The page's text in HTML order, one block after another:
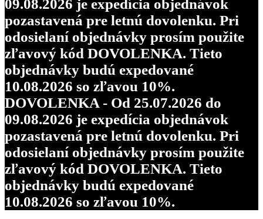
09.08.2026 je expedícia objednávok
pozastavená pre letnú dovolenku. Pri
odosielaní objednávky prosím použite
zľavový kód DOVOLENKA. Tieto
objednávky budú expedované
10.08.2026 so zľavou 10%.
DOVOLENKA - Od 25.07.2026 do
09.08.2026 je expedícia objednávok
pozastavená pre letnú dovolenku. Pri
odosielaní objednávky prosím použite
zľavový kód DOVOLENKA. Tieto
objednávky budú expedované
10.08.2026 so zľavou 10%.